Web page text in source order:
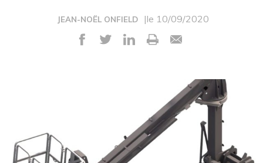
JEAN-NOËL ONFIELD |le 10/09/2020